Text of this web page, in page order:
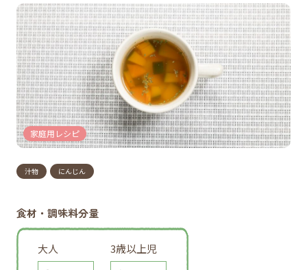
家庭用レシピ
汁物 にんじん
食材・調味料分量
大人 3歳以上児